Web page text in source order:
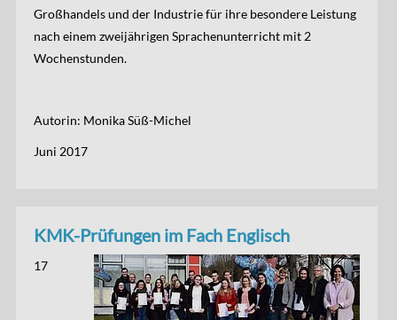
Großhandels und der Industrie für ihre besondere Leistung
nach einem zweijährigen Sprachenunterricht mit 2
Wochenstunden.
Autorin: Monika Süß-Michel
Juni 2017
KMK-Prüfungen im Fach Englisch
17